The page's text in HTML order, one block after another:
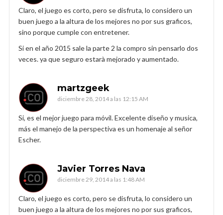
Claro, el juego es corto, pero se disfruta, lo considero un
buen juego a la altura de los mejores no por sus graficos,
sino porque cumple con entretener.
Si en el año 2015 sale la parte 2 la compro sin pensarlo dos
veces. ya que seguro estarà mejorado y aumentado.
martzgeek
diciembre 28, 2014 a las 12:15 AM
Si, es el mejor juego para móvil. Excelente diseño y musica,
más el manejo de la perspectiva es un homenaje al señor
Escher.
Javier Torres Nava
diciembre 29, 2014 a las 1:48 AM
Claro, el juego es corto, pero se disfruta, lo considero un
buen juego a la altura de los mejores no por sus graficos,